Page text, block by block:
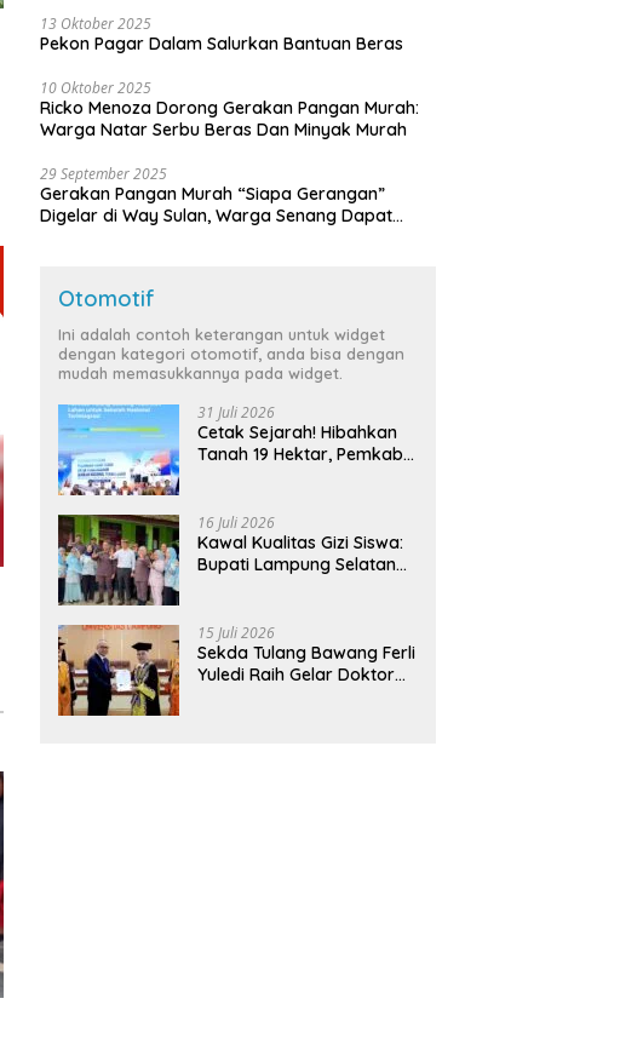
13 Oktober 2025
Pekon Pagar Dalam Salurkan Bantuan Beras
10 Oktober 2025
Ricko Menoza Dorong Gerakan Pangan Murah:
Warga Natar Serbu Beras Dan Minyak Murah
29 September 2025
Gerakan Pangan Murah “Siapa Gerangan”
Digelar di Way Sulan, Warga Senang Dapat
Otomotif
Ini adalah contoh keterangan untuk widget
dengan kategori otomotif, anda bisa dengan
mudah memasukkannya pada widget.
31 Juli 2026
Cetak Sejarah! Hibahkan
Tanah 19 Hektar, Pemkab
Terintegrasi Pertama di
Lampung
16 Juli 2026
Kawal Kualitas Gizi Siswa:
Bupati Lampung Selatan
Bergizi Gratis di Natar
15 Juli 2026
Sekda Tulang Bawang Ferli
Yuledi Raih Gelar Doktor